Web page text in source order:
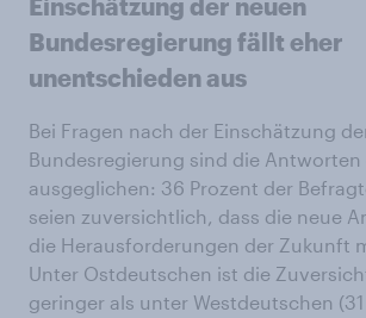
Einschätzung der neuen
Bundesregierung fällt eher
unentschieden aus
Bei Fragen nach der Einschätzung
Bundesregierung sind die Antworten
ausgeglichen: 36 Prozent der
seien zuversichtlich, dass die neue
die Herausforderungen der Zukunft
Unter Ostdeutschen ist die
geringer als unter Westdeutschen